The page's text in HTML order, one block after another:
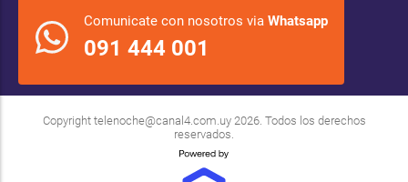
Comunicate con nosotros via Whatsapp
091 444 001
Copyright telenoche@canal4.com.uy2026. Todos los derechos
reservados.